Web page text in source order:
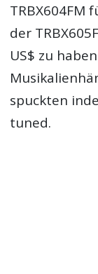
TRBX604FM
der
US$ zu
spuckten
tuned.